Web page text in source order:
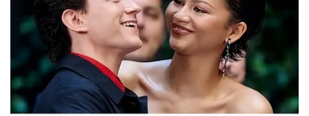
Pháp luật
Vụ án
Tin nóng
Tư vấn luật
Quân sự - Quốc phòng
Vũ khí
Phân tích